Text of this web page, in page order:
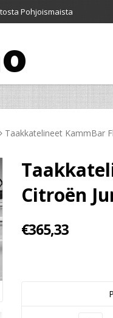
Pohjoismaista
Taakkatelineet KammBar
Citroën
€365,33